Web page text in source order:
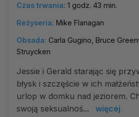
Czas trwania: 1 godz. 43 min.
Reżyseria: Mike Flanagan
Obsada: Carla Gugino, Bruce
Struycken
Jessie i Gerald starając się
błysk i szczęście w ich
urlop w domku nad jeziorem.
swoją seksualnoś...
więcej